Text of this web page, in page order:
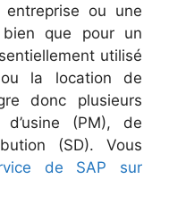
ou une
que pour un
utilisé
la location de
donc plusieurs
(PM), de
(SD). Vous
de SAP sur